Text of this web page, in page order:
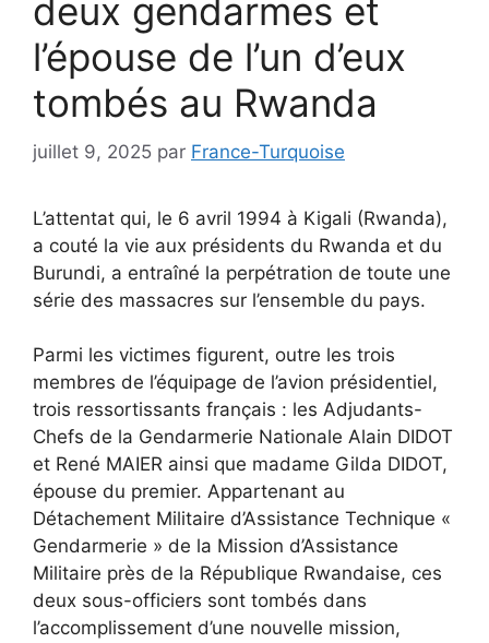
deux gendarmes et
l’épouse de l’un d’eux
tombés au Rwanda
juillet 9, 2025 par France-Turquoise
L’attentat qui, le 6 avril 1994 à Kigali (Rwanda),
a couté la vie aux présidents du Rwanda et du
Burundi, a entraîné la perpétration de toute une
série des massacres sur l’ensemble du pays.
Parmi les victimes figurent, outre les trois
membres de l’équipage de l’avion présidentiel,
trois ressortissants français : les Adjudants-
Chefs de la Gendarmerie Nationale Alain DIDOT
et René MAIER ainsi que madame Gilda DIDOT,
épouse du premier. Appartenant au
Détachement Militaire d’Assistance Technique «
Gendarmerie » de la Mission d’Assistance
Militaire près de la République Rwandaise, ces
deux sous-officiers sont tombés dans
l’accomplissement d’une nouvelle mission,